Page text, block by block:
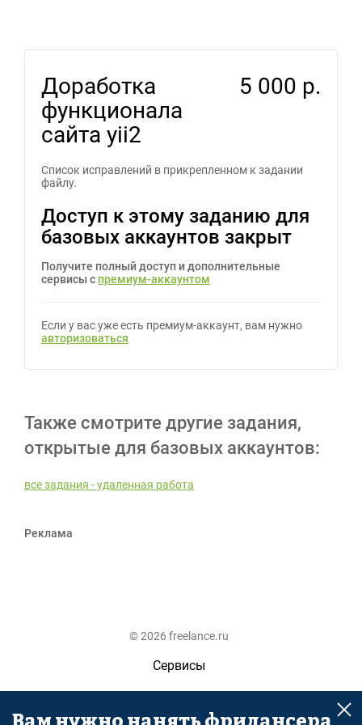
Доработка
функционала
сайта yii2
5 000 р.
Список исправлений в прикрепленном к задании
файлу.
Доступ к этому заданию для
базовых аккаунтов закрыт
Получите полный доступ и дополнительные
сервисы с премиум-аккаунтом
Если у вас уже есть премиум-аккаунт, вам нужно
авторизоваться
Также смотрите другие задания,
открытые для базовых аккаунтов:
все задания - удаленная работа
Реклама
© 2026 freelance.ru
Сервисы
Помощь